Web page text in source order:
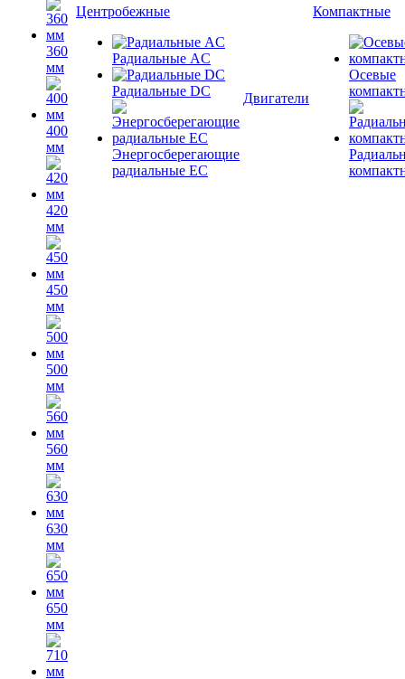
360
мм
400
мм
420
мм
450
мм
500
мм
560
мм
630
мм
650
мм
Центробежные
Радиальные AC
Радиальные DC
Энергосберегающие
радиальные EC
Двигатели
Компактные
Осевые